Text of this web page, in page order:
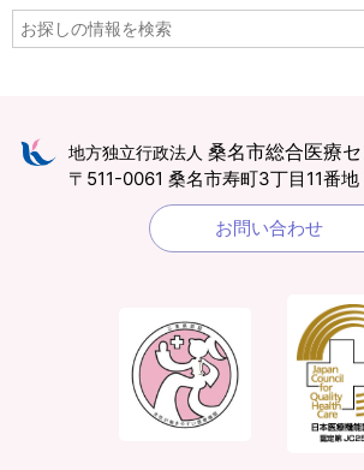
地方独立行政法人 桑名市総合医療
〒511-0061 桑名市寿町3丁目11番地
お問い合わせ